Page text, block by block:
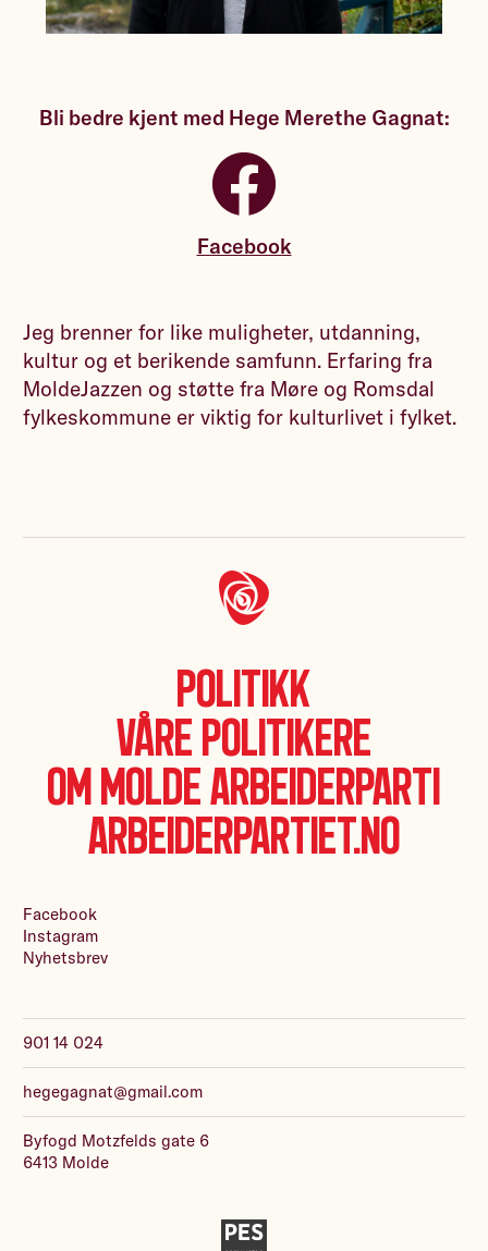
Bli bedre kjent med Hege Merethe Gagnat:
Facebook
Jeg brenner for like muligheter, utdanning,
kultur og et berikende samfunn. Erfaring fra
MoldeJazzen og støtte fra Møre og Romsdal
fylkeskommune er viktig for kulturlivet i fylket.
Politikk
Våre politikere
Om Molde Arbeiderparti
Arbeiderpartiet.no
901 14 024
hegegagnat@gmail.com
Byfogd Motzfelds gate 6
6413 Molde
Facebook
Instagram
Nyhetsbrev